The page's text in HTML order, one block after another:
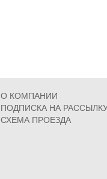
О КОМПАНИИ
ПОДПИСКА НА
СХЕМА ПРОЕЗДА